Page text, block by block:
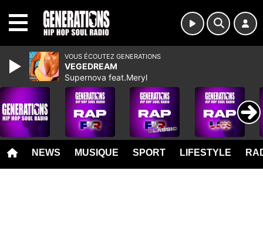
NEWS MUSIQUE SPORT LIFESTYLE
VOUS ÉCOUTEZ GENERATIONS
VEGEDREAM
Supernova feat.Meryl